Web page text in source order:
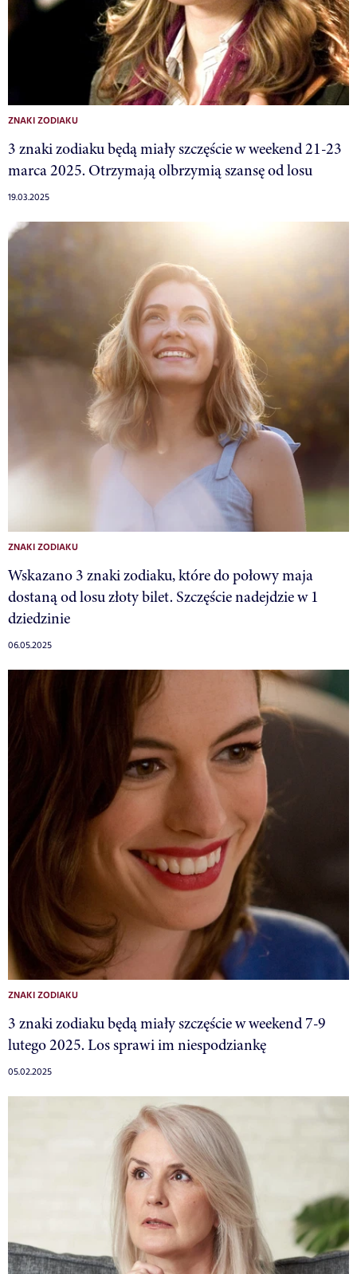
ZNAKI ZODIAKU
3 znaki zodiaku będą miały szczęście w weekend 21-23
marca 2025. Otrzymają olbrzymią szansę od losu
19.03.2025
ZNAKI ZODIAKU
Wskazano 3 znaki zodiaku, które do połowy maja
dostaną od losu złoty bilet. Szczęście nadejdzie w 1
dziedzinie
06.05.2025
ZNAKI ZODIAKU
3 znaki zodiaku będą miały szczęście w weekend 7-9
lutego 2025. Los sprawi im niespodziankę
05.02.2025